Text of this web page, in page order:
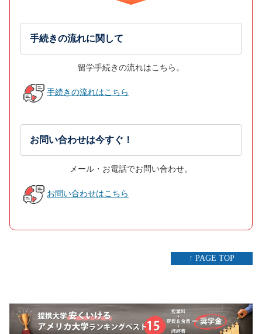
手続きの流れに関して
留学手続きの流れはこちら。
手続きの流れはこちら
お問い合わせは今すぐ！
メール・お電話でお問い合わせ。
お問い合わせはこちら
↑ PAGE TOP